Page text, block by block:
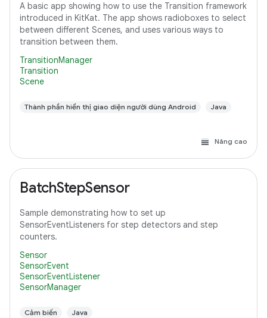
A basic app showing how to use the Transition framework
introduced in KitKat. The app shows radioboxes to select
between different Scenes, and uses various ways to
transition between them.
TransitionManager
Transition
Scene
Thành phần hiển thị giao diện người dùng Android Java
Nâng cao
BatchStepSensor
Sample demonstrating how to set up
SensorEventListeners for step detectors and step
counters.
Sensor
SensorEvent
SensorEventListener
SensorManager
Cảm biến Java